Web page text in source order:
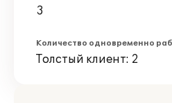
3
Количество одновременно
Толстый клиент: 2